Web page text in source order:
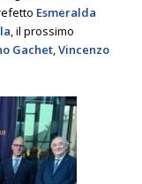
Esmeralda
, il prossimo
Gachet,Vincenzo